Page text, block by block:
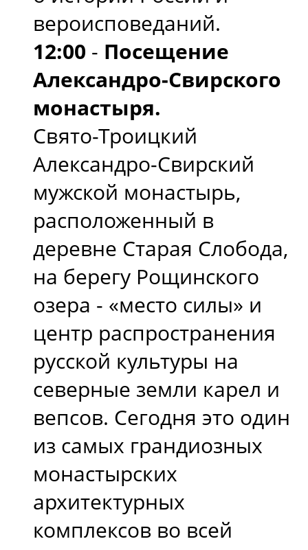
вероисповеданий.
12:00 - Посещение
Александро-Свирского
монастыря.
Свято-Троицкий
Александро-Свирский
мужской монастырь,
расположенный в
деревне Старая Слобода,
на берегу Рощинского
озера - «место силы» и
центр распространения
русской культуры на
северные земли карел и
вепсов. Сегодня это один
из самых грандиозных
монастырских
архитектурных
комплексов во всей